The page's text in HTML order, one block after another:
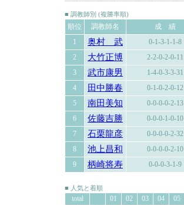
■ 調教師別 (複勝率順)
順位 調教師名 成 績
1
奥村 武 0-1-3-1-1-8
2 大竹正博 2-2-0-2-0-11
3 武市康男 1-4-0-3-3-31
4 田中勝春 0-1-0-2-0-12
5 南田美知 0-0-0-0-2-13
6 佐藤吉勝 0-0-0-1-0-10
7 石栗龍彦 0-0-0-0-2-32
8 池上昌和 0-0-0-0-2-10
9 柄崎将寿 0-0-0-3-1-9
■ 人気と着順
total 01 02 03 04 05